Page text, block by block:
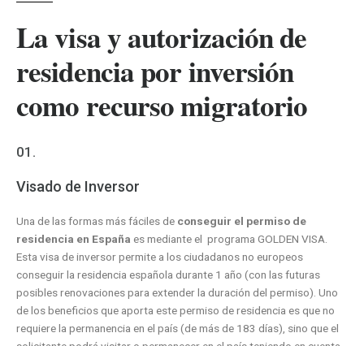
La visa y autorización de
residencia por inversión
como recurso migratorio
01.
Visado de Inversor
Una de las formas más fáciles de conseguir el permiso de
residencia en España es mediante el programa GOLDEN VISA.
Esta visa de inversor permite a los ciudadanos no europeos
conseguir la residencia española durante 1 año (con las futuras
posibles renovaciones para extender la duración del permiso). Uno
de los beneficios que aporta este permiso de residencia es que no
requiere la permanencia en el país (de más de 183 días), sino que el